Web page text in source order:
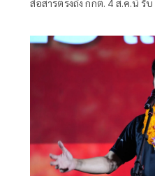
สื่อสารตรงถึง กกต. 4 ส.ค.นี้ รั
การปฏิบัติหน้าที่หรือไม่